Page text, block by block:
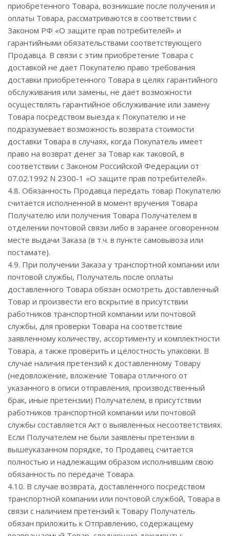
приобретенного Товара, возникшие после получения и
оплаты Товара, рассматриваются в соответствии с
Законом РФ «О защите прав потребителей» и
гарантийными обязательствами соответствующего
Продавца. В связи с этим приобретение Товара с
доставкой не дает Покупателю право требования
доставки приобретенного Товара в целях гарантийного
обслуживания или замены, не дает возможности
осуществлять гарантийное обслуживание или замену
Товара посредством выезда к Покупателю и не
подразумевает возможность возврата стоимости
доставки Товара в случаях, когда Покупатель имеет
право на возврат денег за Товар как таковой, в
соответствии с Законом Российской Федерации от
07.02.1992 N 2300-1 «О защите прав потребителей».
4.8. Обязанность Продавца передать товар Покупателю
считается исполненной в момент вручения Товара
Получателю или получения Товара Получателем в
отделении почтовой связи либо в заранее оговоренном
месте выдачи Заказа (в т.ч. в пункте самовывоза или
постамате).
4.9. При получении Заказа у транспортной компании или
почтовой службы, Получатель после оплаты
доставленного Товара обязан осмотреть доставленный
Товар и произвести его вскрытие в присутствии
работников транспортной компании или почтовой
службы, для проверки Товара на соответствие
заявленному количеству, ассортименту и комплектности
Товара, а также проверить и целостность упаковки. В
случае наличия претензий к доставленному Товару
(недовложение, вложение Товара отличного от
указанного в описи отправления, производственный
брак, иные претензии) Получателем, в присутствии
работников транспортной компании или почтовой
службы составляется Акт о выявленных несоответствиях.
Если Получателем не были заявлены претензии в
вышеуказанном порядке, то Продавец считается
полностью и надлежащим образом исполнившим свою
обязанность по передаче Товара.
4.10. В случае возврата, доставленного посредством
транспортной компании или почтовой службой, Товара в
связи с наличием претензий к Товару Получатель
обязан приложить к Отправлению, содержащему